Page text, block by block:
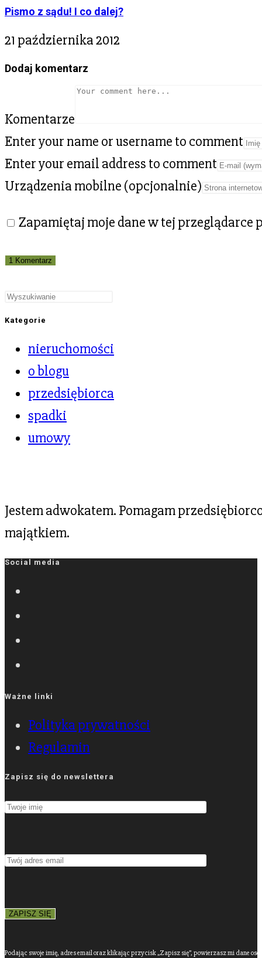
Pismo z sądu! I co dalej?
21 października 2012
Dodaj komentarz
Komentarze
Enter your name or username to comment
Enter your email address to comment
Urządzenia mobilne (opcjonalnie)
Zapamiętaj moje dane w tej
Kategorie
nieruchomości
o blogu
przedsiębiorca
spadki
umowy
Jestem adwokatem. Pomagam
majątkiem.
Social media
Ważne linki
Polityka prywatności
Regulamin
Zapisz się do newslettera
Podając swoje imię, adres email oraz klikając przycisk „Zapisz się”, powierzasz mi dane